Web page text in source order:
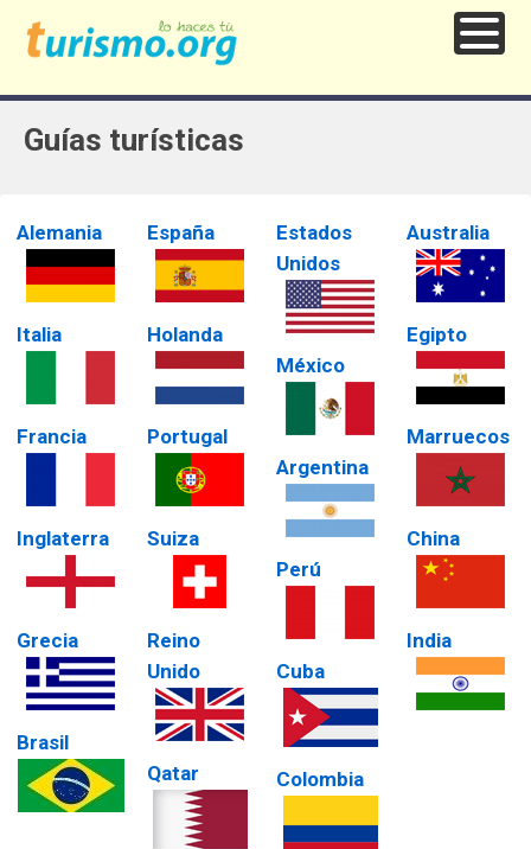
Guías turísticas
Alemania
Italia
Francia
Inglaterra
Grecia
Brasil
España
Holanda
Portugal
Suiza
Reino
Unido
Qatar
Estados
Unidos
México
Argentina
Perú
Cuba
Colombia
Australia
Egipto
Marruecos
China
India